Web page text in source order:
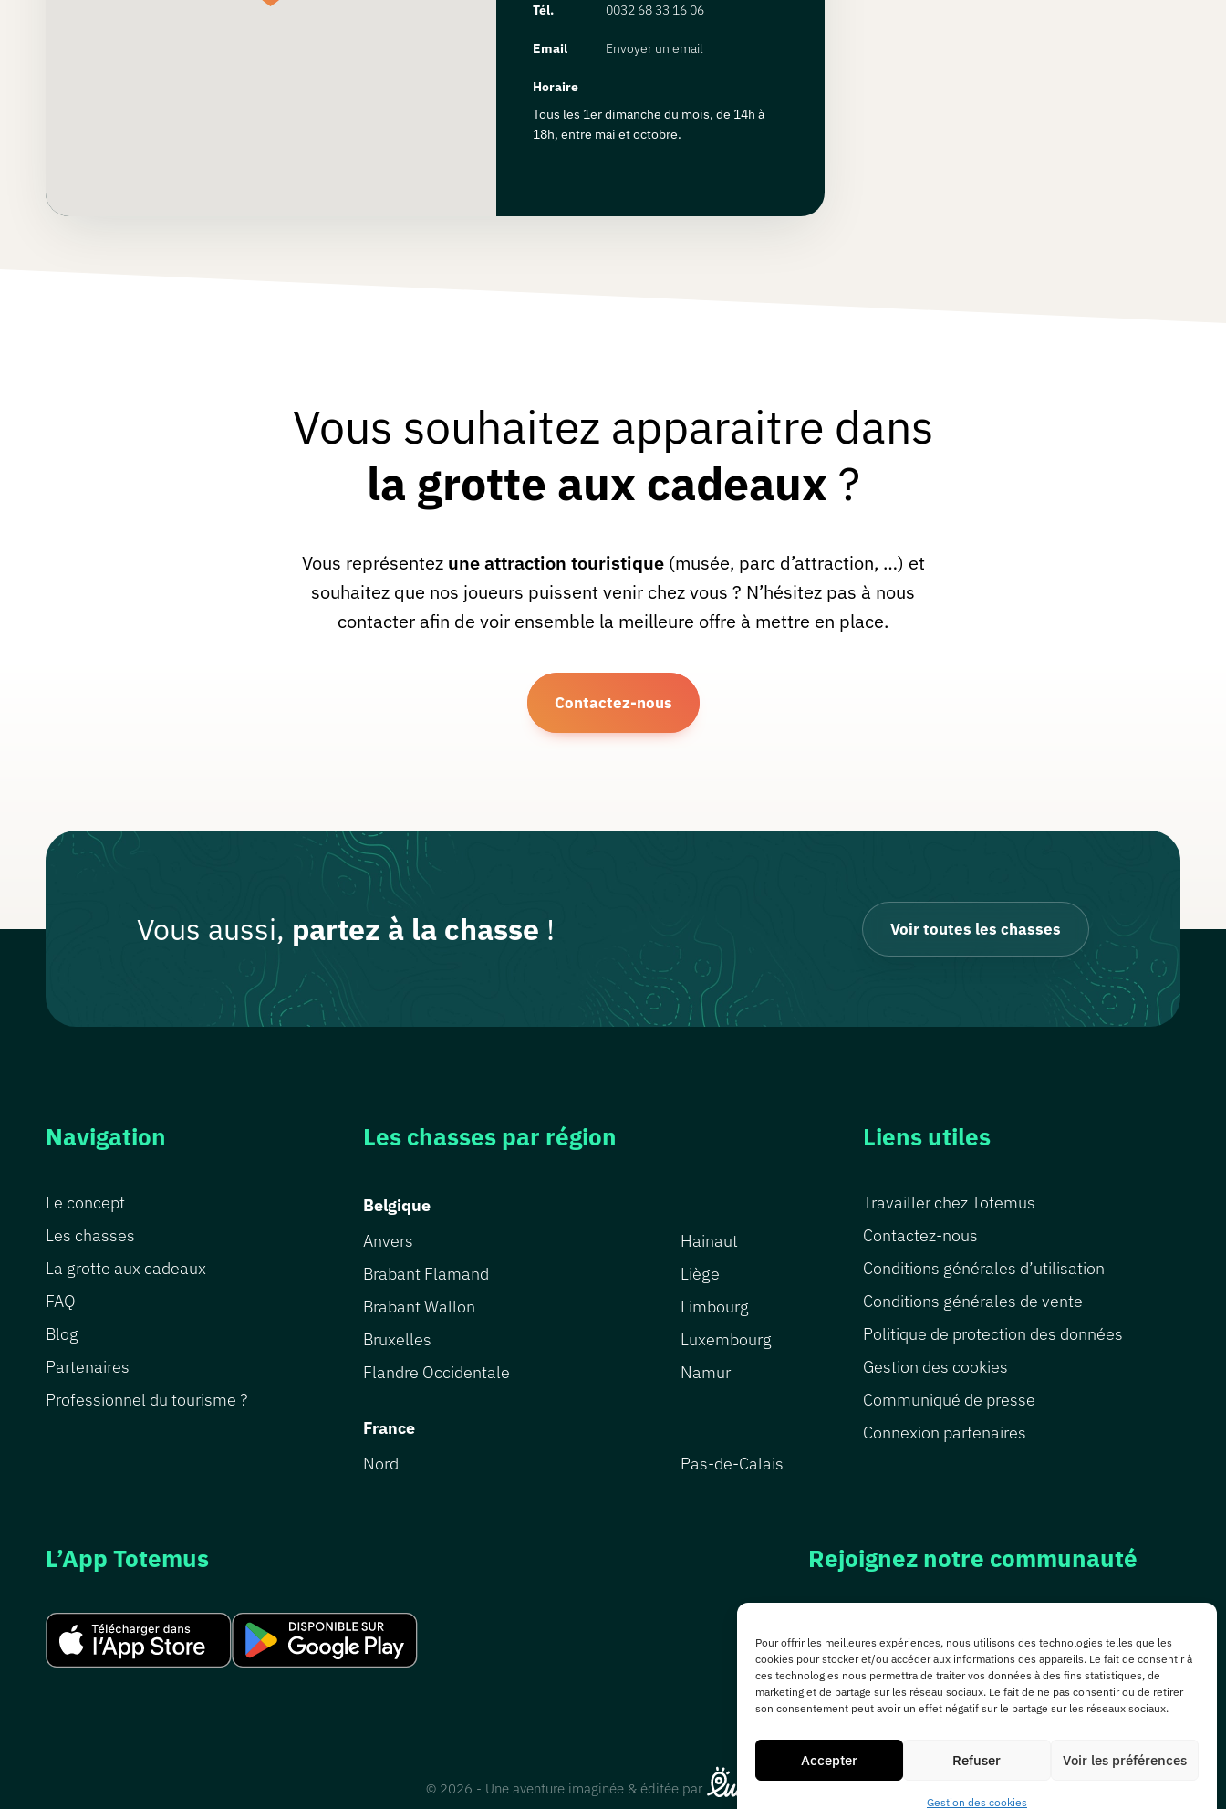
Pour offrir les meilleures expériences, nous utilisons des technologies telles que les
cookies pour stocker et/ou accéder aux informations des appareils. Le fait de consentir à
ces technologies nous permettra de traiter vos données à des fins statistiques, de
marketing et de partage sur les réseau sociaux. Le fait de ne pas consentir ou de retirer
son consentement peut avoir un effet négatif sur le partage sur les réseaux sociaux.
Accepter Refuser Voir les préférences
Gestion des cookies
Tél. 0032 68 33 16 06
Email Envoyer un email
Horaire
Tous les 1er dimanche du mois, de 14h à
18h, entre mai et octobre.
Vous souhaitez apparaitre dans
la grotte aux cadeaux ?
Vous représentez une attraction touristique(musée, parc d’attraction, …) et
souhaitez que nos joueurs puissent venir chez vous ? N’hésitez pas à nous
contacter afin de voir ensemble la meilleure offre à mettre en place.
Contactez-nous
Vous aussi, partez à la chasse ! Voir toutes les chasses
Navigation
Le concept
Les chasses
La grotte aux cadeaux
FAQ
Blog
Partenaires
Professionnel du tourisme ?
Les chasses par région
Belgique
Anvers
Brabant Flamand
Brabant Wallon
Bruxelles
Flandre Occidentale
Hainaut
Liège
Limbourg
Luxembourg
Namur
France
Nord
Pas-de-Calais
Liens utiles
Travailler chez Totemus
Contactez-nous
Conditions générales d’utilisation
Conditions générales de vente
Politique de protection des données
Gestion des cookies
Communiqué de presse
Connexion partenaires
L’App Totemus Rejoignez notre communauté
Les chasseurs de Totems
© 2026 - Une aventure imaginée & éditée par